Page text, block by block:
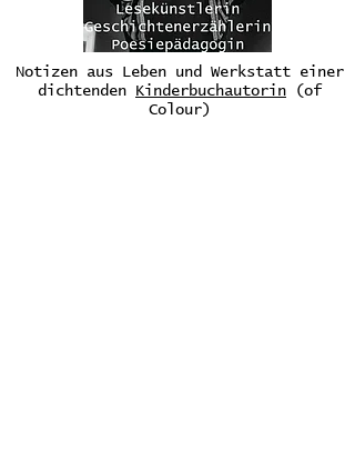
Notizen aus Leben und Werkstatt einer
dichtenden
Kinderbuchautorin (of
Colour)